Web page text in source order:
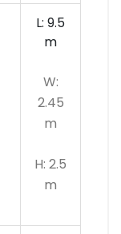
L: 9.5
m
W:
2.45
m
H: 2.5
m